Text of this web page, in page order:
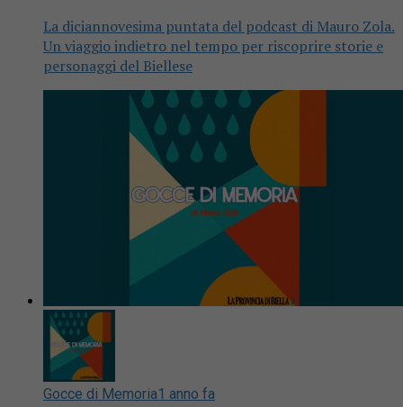
La diciannovesima puntata del podcast di Mauro Zola.
Un viaggio indietro nel tempo per riscoprire storie e
personaggi del Biellese
Gocce di Memoria1 anno fa